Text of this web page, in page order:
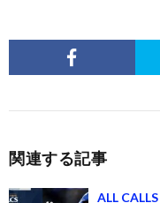
関連する記事
ALL